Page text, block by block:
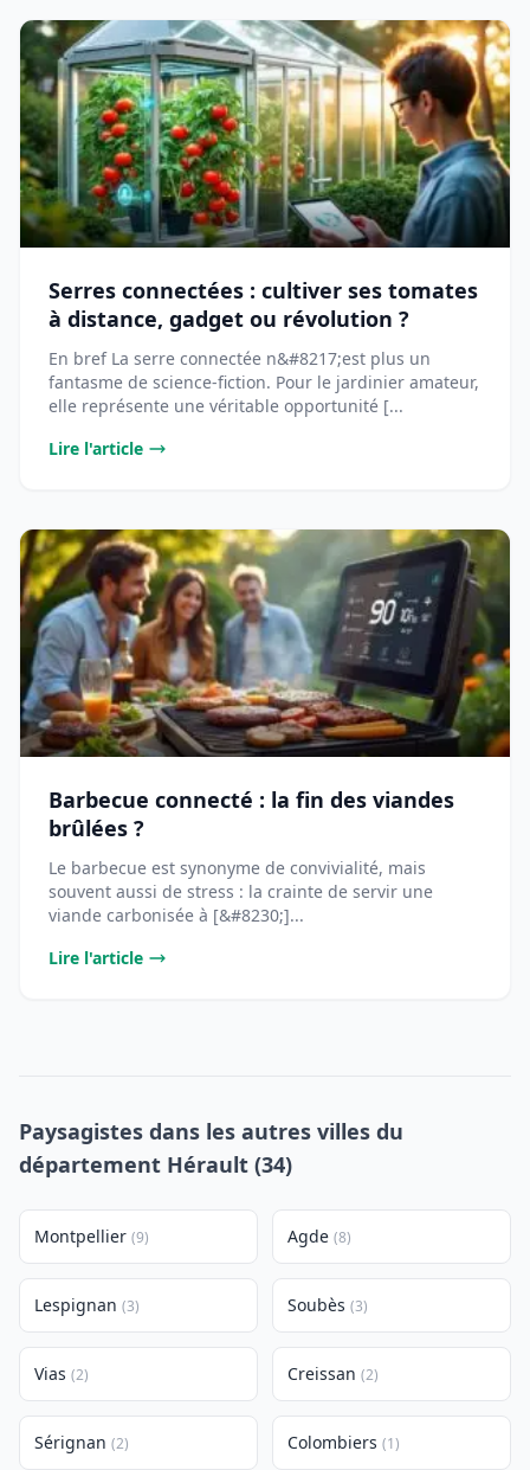
Serres connectées : cultiver ses tomates
à distance, gadget ou révolution ?
En bref La serre connectée n&#8217;est plus un
fantasme de science-fiction. Pour le jardinier amateur,
elle représente une véritable opportunité [...
Lire l'article
Barbecue connecté : la fin des viandes
brûlées ?
Le barbecue est synonyme de convivialité, mais
souvent aussi de stress : la crainte de servir une
viande carbonisée à [&#8230;]...
Lire l'article
Paysagistes dans les autres villes du
département Hérault (34)
Montpellier (9) Agde (8)
Lespignan (3) Soubès (3)
Vias (2) Creissan (2)
Sérignan (2) Colombiers (1)